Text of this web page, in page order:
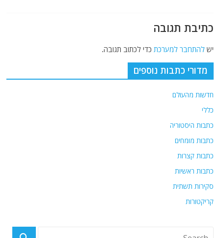
כתיבת תגובה
ישלהתחבר למערכת כדי לכתוב תגובה.
מדורי כתבות נוספים
חדשות מהעולם
כללי
כתבות היסטוריה
כתבות מומחים
כתבות קצרות
כתבות ראשיות
סקירות תשתית
קריקטורות